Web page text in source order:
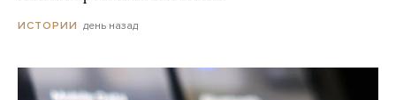
ИСТОРИИ день назад